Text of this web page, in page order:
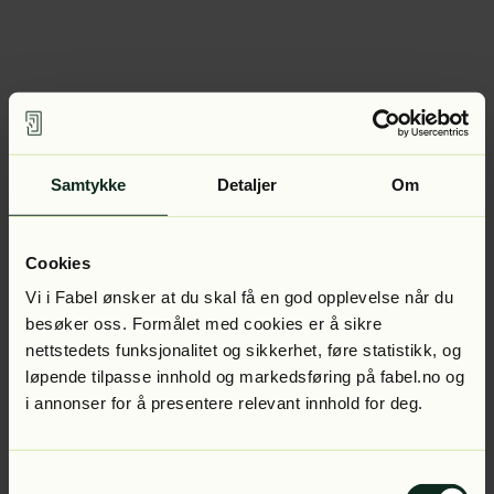
Samtykke Detaljer Om
Cookies
Vi i Fabel ønsker at du skal få en god opplevelse når du
besøker oss. Formålet med cookies er å sikre
nettstedets funksjonalitet og sikkerhet, føre statistikk, og
løpende tilpasse innhold og markedsføring på fabel.no og
i annonser for å presentere relevant innhold for deg.